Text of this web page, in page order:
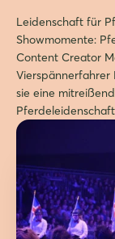
Leidenschaft für
Showmomente:
Content Creator
Vierspännerfahrer
sie eine